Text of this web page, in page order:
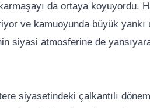
da ortaya koyuyordu.
ve kamuoyunda büyük
siyasi atmosferine de
siyasetindeki çalkantılı